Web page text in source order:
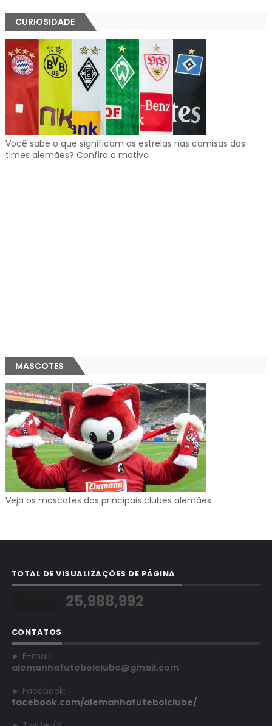
CURIOSIDADE
Você sabe o que significam as estrelas nas camisas dos
times alemães? Confira o motivo
MASCOTES
Veja os mascotes dos principais clubes alemães
TOTAL DE VISUALIZAÇÕES DE PÁGINA
25,988,992
CONTATOS
► E-mail:
alemanhafutebolclube@gmail.com
► Facebook:
facebook.com/alemanhafutebolclube/